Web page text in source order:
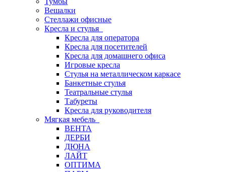
Вешалки
Стеллажи офисные
Кресла и стулья
Кресла для оператора
Кресла для посетителей
Кресла для домашнего офиса
Игровые кресла
Стулья на металлическом каркасе
Банкетные стулья
Театральные стулья
Табуреты
Кресла для руководителя
Мягкая мебель
ВЕНТА
ДЕРБИ
ДЮНА
ЛАЙТ
ОПТИМА